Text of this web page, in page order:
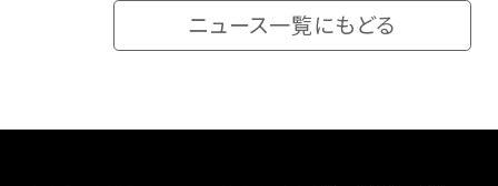
ニュース一覧にもどる